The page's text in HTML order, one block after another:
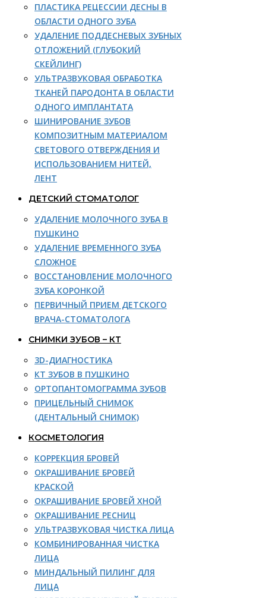
ПЛАСТИКА РЕЦЕССИИ ДЕСНЫ В
ОБЛАСТИ ОДНОГО ЗУБА
УДАЛЕНИЕ ПОДДЕСНЕВЫХ ЗУБНЫХ
ОТЛОЖЕНИЙ (ГЛУБОКИЙ
СКЕЙЛИНГ)
УЛЬТРАЗВУКОВАЯ ОБРАБОТКА
ТКАНЕЙ ПАРОДОНТА В ОБЛАСТИ
ОДНОГО ИМПЛАНТАТА
ШИНИРОВАНИЕ ЗУБОВ
КОМПОЗИТНЫМ МАТЕРИАЛОМ
СВЕТОВОГО ОТВЕРЖДЕНИЯ И
ИСПОЛЬЗОВАНИЕМ НИТЕЙ,
ЛЕНТ
ДЕТСКИЙ СТОМАТОЛОГ
УДАЛЕНИЕ МОЛОЧНОГО ЗУБА В
ПУШКИНО
УДАЛЕНИЕ ВРЕМЕННОГО ЗУБА
СЛОЖНОЕ
ВОССТАНОВЛЕНИЕ МОЛОЧНОГО
ЗУБА КОРОНКОЙ
ПЕРВИЧНЫЙ ПРИЕМ ДЕТСКОГО
ВРАЧА-СТОМАТОЛОГА
СНИМКИ ЗУБОВ – КТ
3D-ДИАГНОСТИКА
КТ ЗУБОВ В ПУШКИНО
ОРТОПАНТОМОГРАММА ЗУБОВ
ПРИЦЕЛЬНЫЙ СНИМОК
(ДЕНТАЛЬНЫЙ СНИМОК)
КОСМЕТОЛОГИЯ
КОРРЕКЦИЯ БРОВЕЙ
ОКРАШИВАНИЕ БРОВЕЙ
КРАСКОЙ
ОКРАШИВАНИЕ БРОВЕЙ ХНОЙ
ОКРАШИВАНИЕ РЕСНИЦ
УЛЬТРАЗВУКОВАЯ ЧИСТКА ЛИЦА
КОМБИНИРОВАННАЯ ЧИСТКА
ЛИЦА
МИНДАЛЬНЫЙ ПИЛИНГ ДЛЯ
ЛИЦА